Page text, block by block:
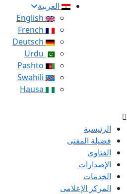
العربية
الرئيسية
فضيلة المفتى
الفتاوى
الإصدارات
الخدمات
المركز الإعلامى